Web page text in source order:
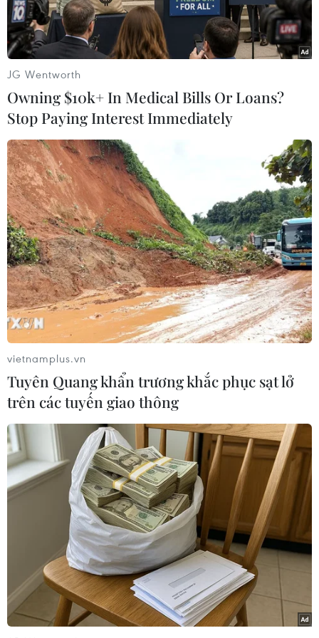
ứng số 3phát nổvào sáng nay đã bị nhiễm xạ.
Năm người trong số này đã kết thúc quá trình
tẩy xạ.
Trước đó, vụ nổ đã khiến 11 người đang làm
việc tại nhà máy này bị thương trongkhi 2
người còn lại vẫn chưa rõ tung tích./.
Cao Phong (Vietnam+)
#Nhật Bản #Điện hạt nhân
#Lò phản ứng
#Nhiễm xạ
Theo dõi VietnamPlus
JG Wentworth
Owning $10k+ In Medical Bills Or Loans?
Stop Paying Interest Immediately
vietnamplus.vn
Tuyên Quang khẩn trương khắc phục sạt lở
trên các tuyến giao thông